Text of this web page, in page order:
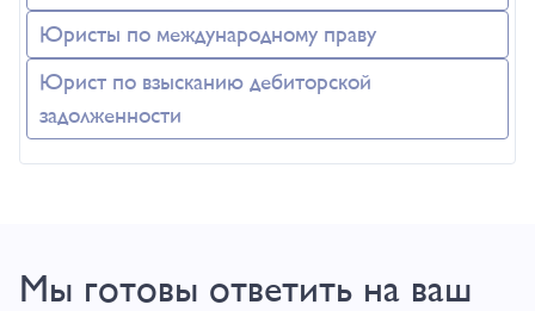
Юристы по международному праву
Юрист по взысканию дебиторской
задолженности
Мы готовы ответить на ваш